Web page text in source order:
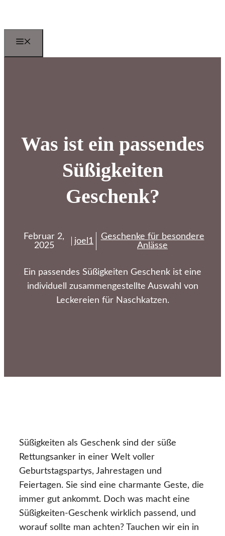
springen
Was ist ein passendes
Süßigkeiten
Geschenk?
Februar 2,
2025
joel1
Geschenke für besondere
Anlässe
Ein passendes Süßigkeiten Geschenk ist eine
individuell zusammengestellte Auswahl von
Leckereien für Naschkatzen.
Süßigkeiten als Geschenk sind der süße
Rettungsanker in einer Welt voller
Geburtstagspartys, Jahrestagen und
Feiertagen. Sie sind eine charmante Geste, die
immer gut ankommt. Doch was macht eine
Süßigkeiten-Geschenk wirklich passend, und
worauf sollte man achten? Tauchen wir ein in